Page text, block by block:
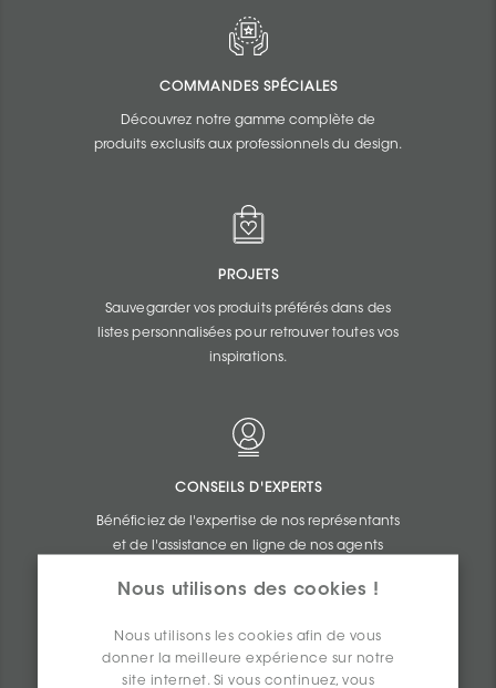
Nous utilisons des cookies !
Nous utilisons les cookies afin de vous
donner la meilleure expérience sur notre
site internet. Si vous continuez, vous
COMMANDES SPÉCIALES
Découvrez notre gamme complète de
produits exclusifs aux professionnels du design.
PROJETS
Sauvegarder vos produits préférés dans des
listes personnalisées pour retrouver toutes vos
inspirations.
CONSEILS D'EXPERTS
Bénéficiez de l'expertise de nos représentants
et de l'assistance en ligne de nos agents